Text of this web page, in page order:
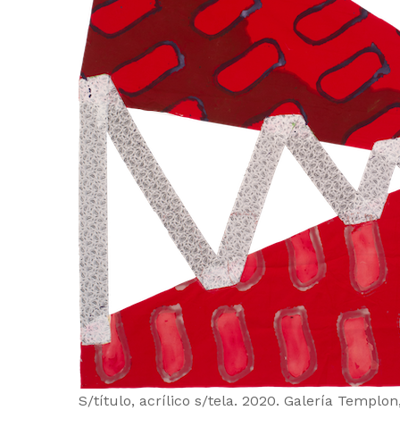
S/título, acrílico s/tela. 2020. Galería